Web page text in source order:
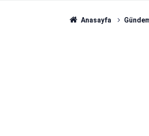
Anasayfa